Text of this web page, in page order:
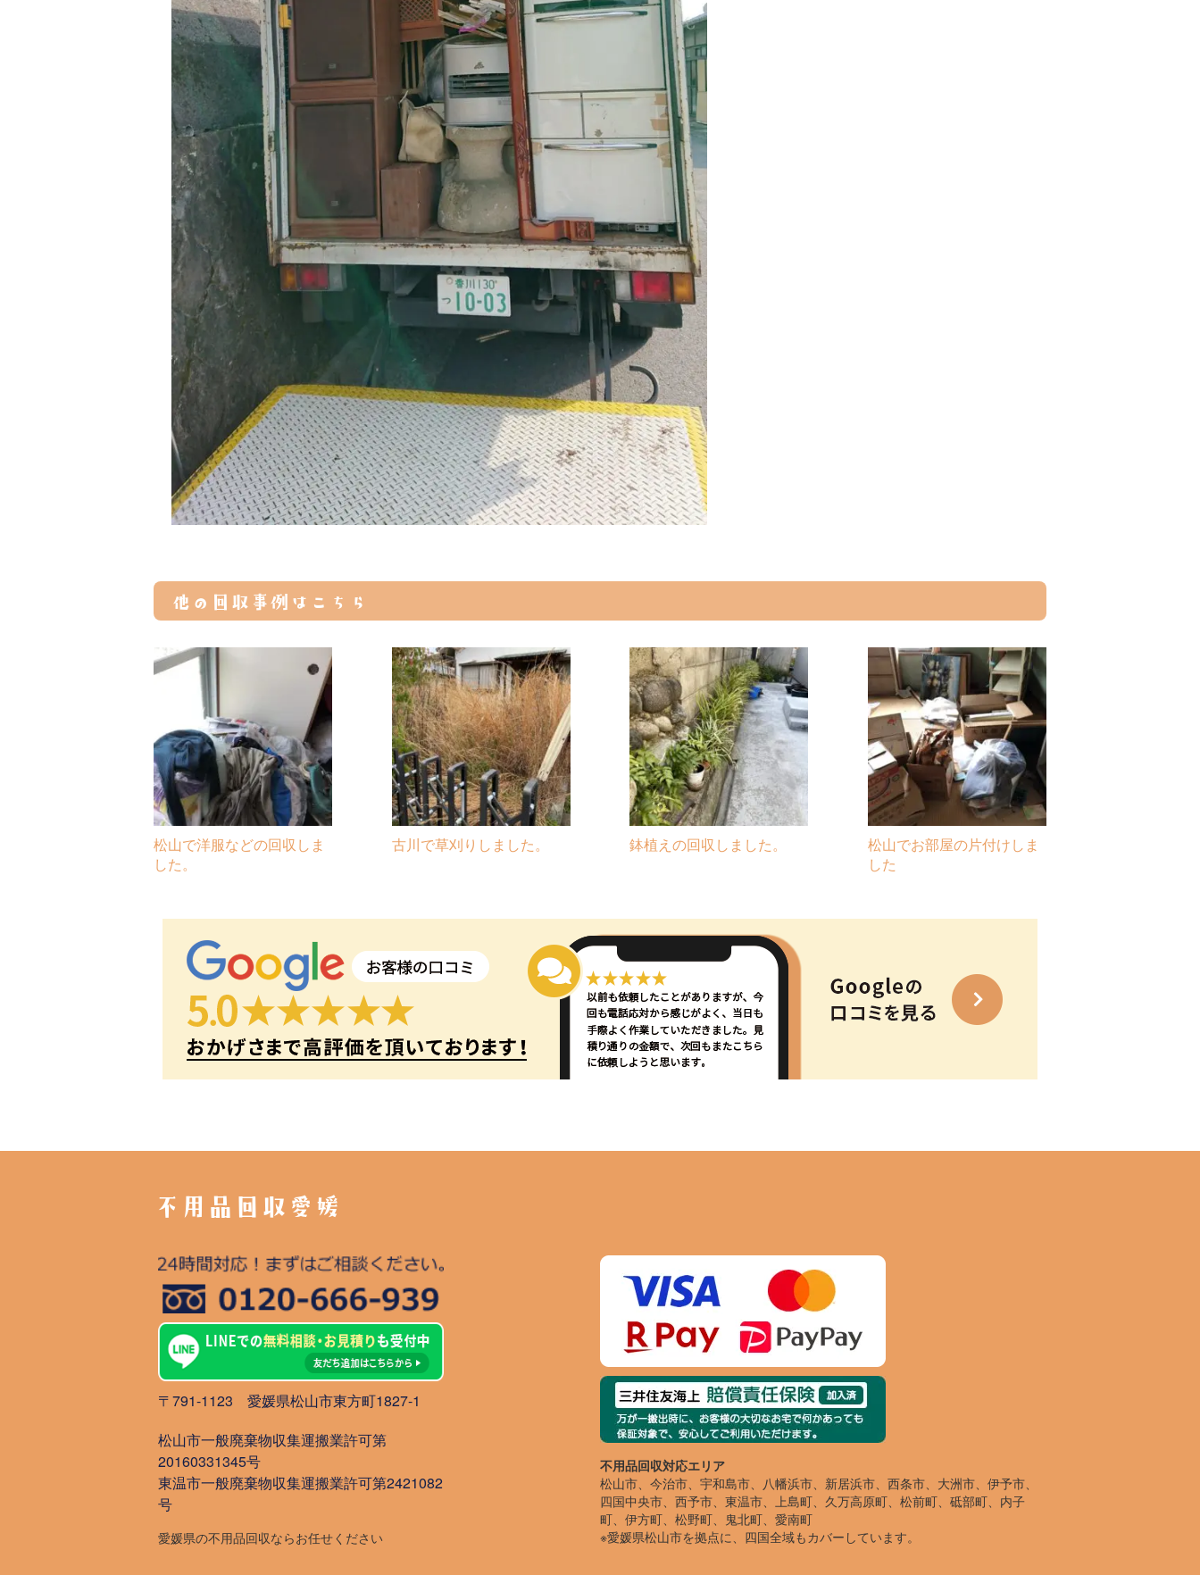
他の回収事例はこちら
松山で洋服などの回収しま
した。
古川で草刈りしました。 鉢植えの回収しました。
松山でお部屋の片付けしま
した
不用品回収愛媛
〒791-1123 愛媛県松山市東方町1827-1
松山市一般廃棄物収集運搬業許可第
20160331345号
東温市一般廃棄物収集運搬業許可第2421082
号
愛媛県の不用品回収ならお任せください
不用品回収対応エリア
松山市、今治市、宇和島市、八幡浜市、新居浜市、西条市、大洲市、伊予市、
四国中央市、西予市、東温市、上島町、久万高原町、松前町、砥部町、内子
町、伊方町、松野町、鬼北町、愛南町
※愛媛県松山市を拠点に、四国全域もカバーしています。